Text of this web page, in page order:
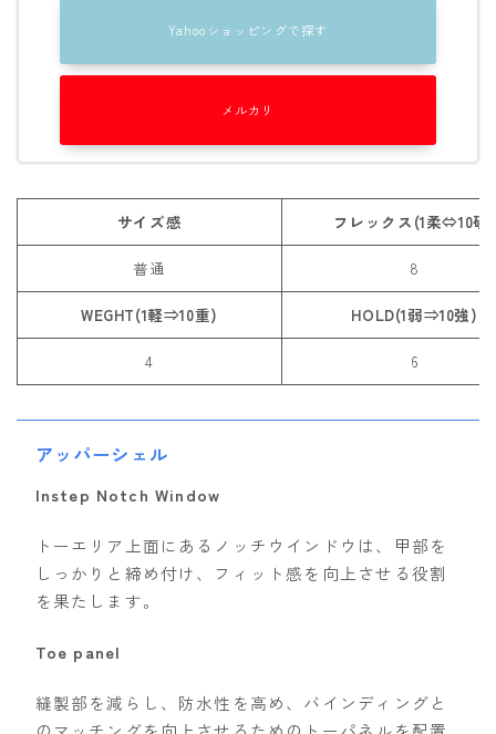
SALOMON
DICE
ELECTRIC
OAKLEY
SMITH
ウェア
686
AIRBLASTER
AA HARDWEAR
Yahooショッピングで探す
メルカリ
サイズ感 フレックス(1柔⇔10硬)
普通 8
WEGHT(1軽⇒10重) HOLD(1弱⇒10強)
4 6
アッパーシェル
Instep Notch Window
トーエリア上面にあるノッチウインドウは、甲部を
しっかりと締め付け、フィット感を向上させる役割
を果たします。
Toe panel
縫製部を減らし、防水性を高め、バインディングと